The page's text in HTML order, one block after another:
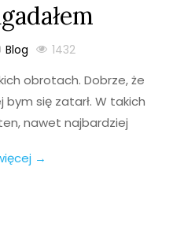
Blog 1432
obrotach. Dobrze, że
się zatarł. W takich
nawet najbardziej
→